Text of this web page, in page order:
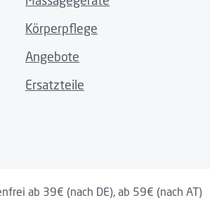
Körperpflege
Angebote
Ersatzteile
ab 39€ (nach DE), ab 59€ (nach AT)